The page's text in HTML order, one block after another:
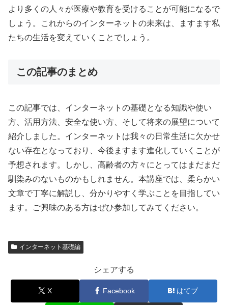
より多くの人々が医療や教育を受けることが可能になるで
しょう。これからのインターネットの未来は、ますます私
たちの生活を変えていくことでしょう。
この記事のまとめ
この記事では、インターネットの基礎となる知識や使い
方、活用方法、安全な使い方、そして将来の展望について
紹介しました。インターネットは我々の日常生活に欠かせ
ない存在となっており、今後ますます進化していくことが
予想されます。しかし、高齢者の方々にとってはまだまだ
馴染みのないものかもしれません。本講座では、柔らかい
文章で丁寧に解説し、分かりやすく学ぶことを目指してい
ます。ご興味のある方はぜひ参加してみてください。
インターネット基礎編
シェアする
X Facebook はてブ